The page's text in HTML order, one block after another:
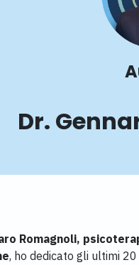
Dr.
Romagnoli,
, ho dedicato gli ultimi